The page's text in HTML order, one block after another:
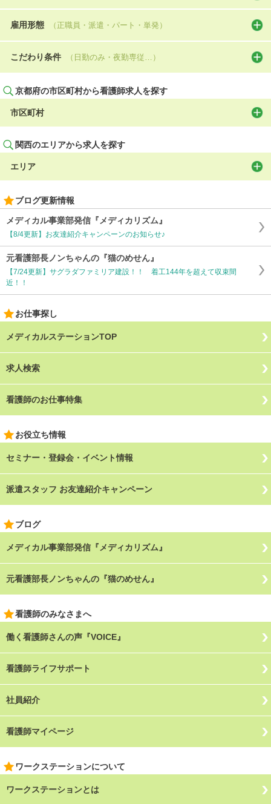
雇用形態 （正職員・派遣・パート・単発）
こだわり条件 （日勤のみ・夜勤専従…）
京都府の市区町村から看護師求人を探す
市区町村
関西のエリアから求人を探す
エリア
ブログ更新情報
メディカル事業部発信『メディカリズム』
【8/4更新】お友達紹介キャンペーンのお知らせ♪
元看護部長ノンちゃんの『猫のめせん』
【7/24更新】サグラダファミリア建設！！ 着工144年を超えて収束間
近！！
お仕事探し
メディカルステーションTOP
求人検索
看護師のお仕事特集
お役立ち情報
セミナー・登録会・イベント情報
派遣スタッフ お友達紹介キャンペーン
ブログ
メディカル事業部発信『メディカリズム』
元看護部長ノンちゃんの『猫のめせん』
看護師のみなさまへ
働く看護師さんの声『VOICE』
看護師ライフサポート
社員紹介
看護師マイページ
ワークステーションについて
ワークステーションとは